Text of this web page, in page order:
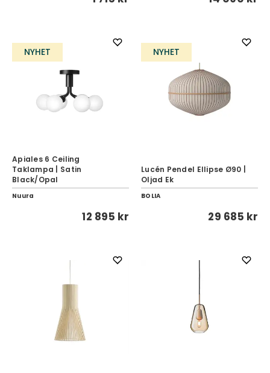
NYHET
Apiales 6 Ceiling
Taklampa | Satin
Black/Opal
Nuura
12 895 kr
NYHET
Lucén Pendel Ellipse Ø90 |
Oljad Ek
BOLIA
29 685 kr